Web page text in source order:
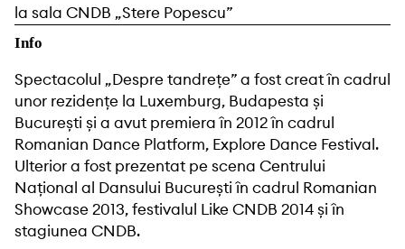
la sala CNDB „Stere Popescu”
Info
Spectacolul „Despre tandrețe” a fost creat în cadrul
unor rezidențe la Luxemburg, Budapesta și
București și a avut premiera în 2012 în cadrul
Romanian Dance Platform, Explore Dance Festival.
Ulterior a fost prezentat pe scena Centrului
Național al Dansului București în cadrul Romanian
Showcase 2013, festivalul Like CNDB 2014 și în
stagiunea CNDB.